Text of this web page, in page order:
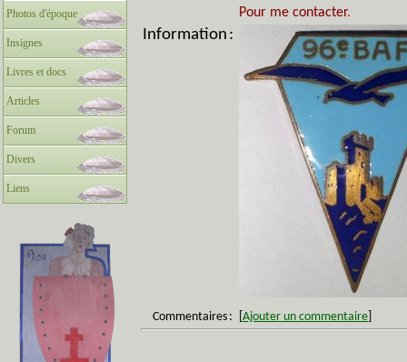
Photos d'époque
Insignes
Livres et docs
Articles
Forum
Divers
Liens
Pour me contacter.
Information :
Commentaires : Ajouter un commentaire